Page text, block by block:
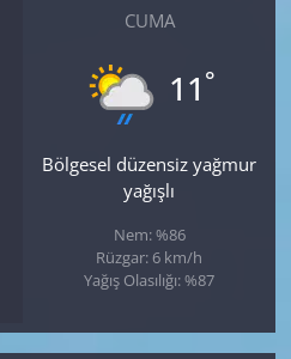
CUMA
11 °
Bölgesel düzensiz yağmur
yağışlı
Nem: %86
Rüzgar: 6 km/h
Yağış Olasılığı: %87